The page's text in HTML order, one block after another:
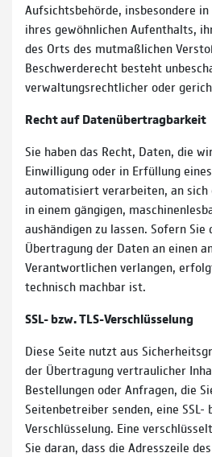
Aufsichtsbehörde, insbesondere
ihres gewöhnlichen Aufenthalts,
des Orts des mutmaßlichen
Beschwerderecht besteht
verwaltungsrechtlicher oder
Recht auf Daten­übertrag­barkeit
Sie haben das Recht, Daten, die
Einwilligung oder in Erfüllung
automatisiert verarbeiten, an
in einem gängigen,
aushändigen zu lassen. Sofern Sie
Übertragung der Daten an einen
Verantwortlichen verlangen,
technisch machbar ist.
SSL- bzw. TLS-Verschlüsselung
Diese Seite nutzt aus
der Übertragung vertraulicher
Bestellungen oder Anfragen, die
Seitenbetreiber senden, eine SSL-
Verschlüsselung. Eine
Sie daran, dass die Adresszeile